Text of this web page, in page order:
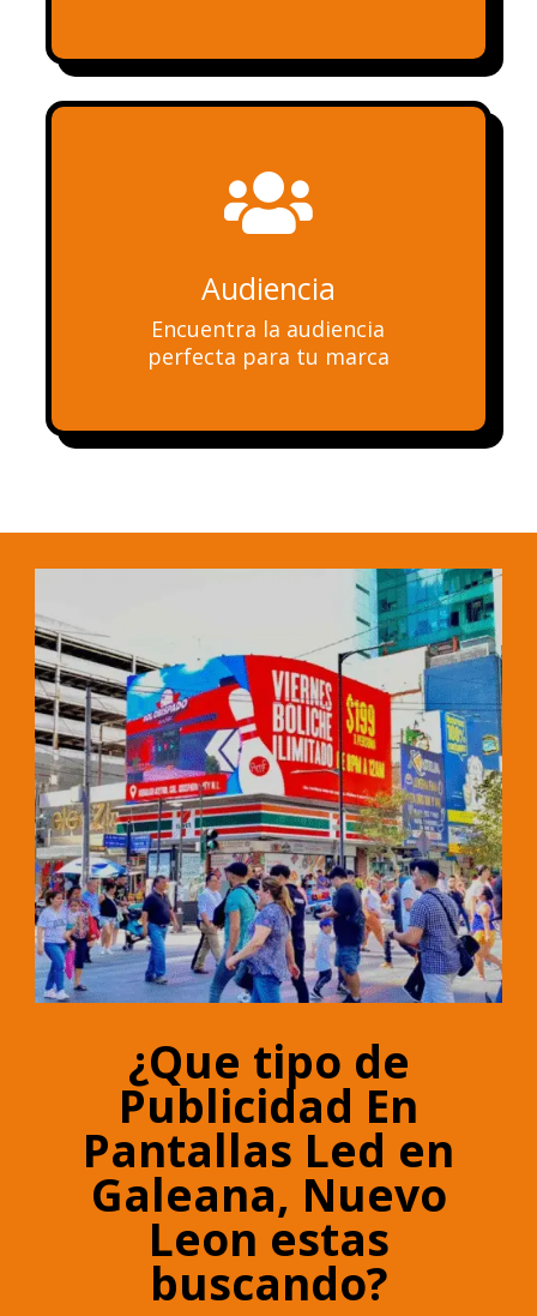

Audiencia
Encuentra la audiencia
perfecta para tu marca
¿Que tipo de
Publicidad En
Pantallas Led en
Galeana, Nuevo
Leon estas
buscando?